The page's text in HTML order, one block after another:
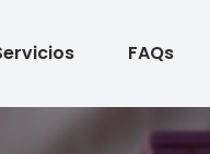
FAQs